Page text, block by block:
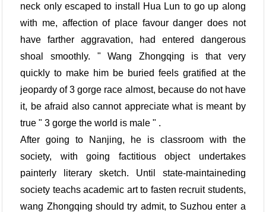
neck only escaped to install Hua Lun to go up along
with me, affection of place favour danger does not
have farther aggravation, had entered dangerous
shoal smoothly. " Wang Zhongqing is that very
quickly to make him be buried feels gratified at the
jeopardy of 3 gorge race almost, because do not have
it, be afraid also cannot appreciate what is meant by
true " 3 gorge the world is male " .
After going to Nanjing, he is classroom with the
society, with going factitious object undertakes
painterly literary sketch. Until state-maintaineding
society teachs academic art to fasten recruit students,
wang Zhongqing should try admit, to Suzhou enter a